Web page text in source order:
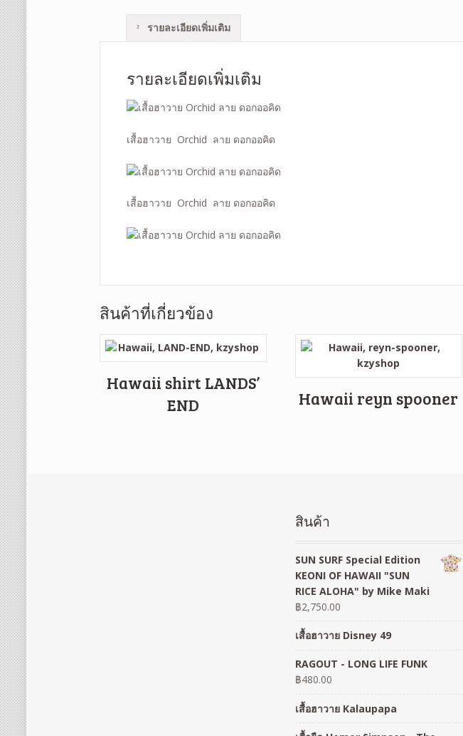
รายละเอียดเพิ่มเติม
รายละเอียดเพิ่มเติม
เสื้อฮาวาย Orchid ลาย ดอกออคิด
เสื้อฮาวาย Orchid ลาย ดอกออคิด
สินค้าที่เกี่ยวข้อง
Hawaii shirt LANDS’
END
Hawaii reyn spooner
สินค้า
SUN SURF Special Edition
KEONI OF HAWAII "SUN
RICE ALOHA" by Mike Maki
฿2,750.00
เสื้อฮาวาย Disney 49
RAGOUT - LONG LIFE FUNK
฿480.00
เสื้อฮาวาย Kalaupapa